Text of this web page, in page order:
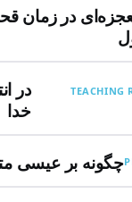
در زمان
TEACHING
در
خدا
چگونه بر عیسی